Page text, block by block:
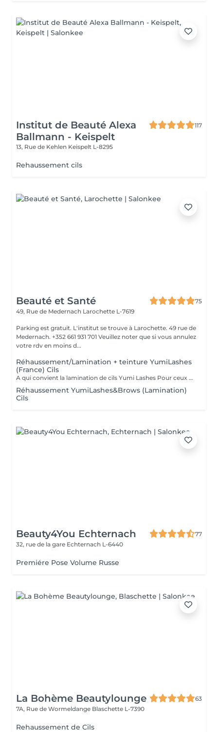
Institut de Beauté Alexa
Ballmann - Keispelt
117
13, Rue de Kehlen Keispelt L-8295
Rehaussement cils
Beauté et Santé
75
49, Rue de Medernach Larochette L-7619
Parking est gratuit. L'institut se trouve à Larochette. 49 rue de
Medernach. +352 661 931 701 Veuillez noter que si vous annulez
votre rdv en moins d...
Réhaussement/Lamination + teinture YumiLashes
(France) Cils
A qui convient la lamination de cils Yumi Lashes Pour ceux qui ont: - cils courts - cils poussant droits - cils poussant vers le bas - cils clairs - avec absence de paupière - avec paupière supérieure débordante - avec des paupières « affaissées » liées à l'âge - mener une vie active - gagner du temps - ceux qui partent en vacances, en voyage Vous obtenez des cils brillants avec une belle courbe. Un peu de magie et voila
Réhaussement YumiLashes&Brows (Lamination)
Cils
Beauty4You Echternach
77
32, rue de la gare Echternach L-6440
Premiére Pose Volume Russe
La Bohème Beautylounge
63
7A, Rue de Wormeldange Blaschette L-7390
Rehaussement de Cils